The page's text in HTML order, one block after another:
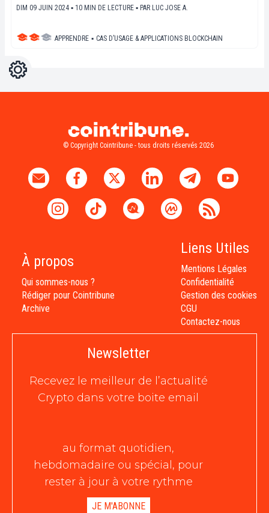
DIM 09 JUIN 2024 ▪ 10 MIN DE LECTURE ▪ PAR LUC JOSE A.
APPRENDRE ▪ CAS D’USAGE & APPLICATIONS BLOCKCHAIN
Réglages
© Copyright Cointribune - tous droits réservés 2026
À propos
Qui sommes-nous ?
Rédiger pour Cointribune
Archive
Liens Utiles
Mentions Légales
Confidentialité
Gestion des cookies
CGU
Contactez-nous
Newsletter
Recevez le meilleur de l’actualité
Crypto dans votre boite email
au format quotidien,
hebdomadaire ou spécial, pour
rester à jour à votre rythme
JE M'ABONNE